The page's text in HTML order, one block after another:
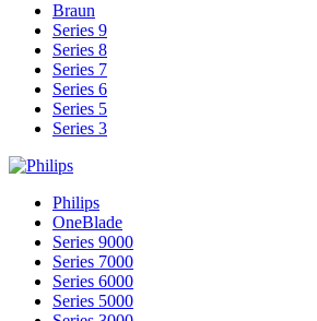
Braun
Series 9
Series 8
Series 7
Series 6
Series 5
Series 3
Philips
OneBlade
Series 9000
Series 7000
Series 6000
Series 5000